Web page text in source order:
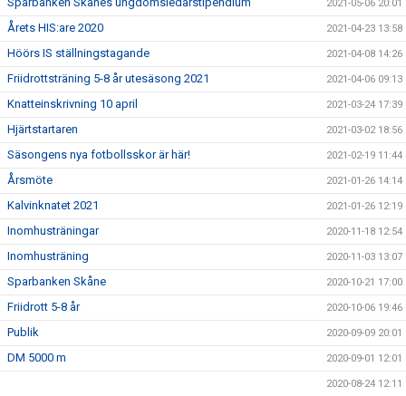
2021-05-06 20:01
Årets HIS:are 2020 2021-04-23 13:58
Höörs IS ställningstagande 2021-04-08 14:26
Friidrottsträning 5-8 år utesäsong 2021 2021-04-06 09:13
Knatteinskrivning 10 april 2021-03-24 17:39
Hjärtstartaren 2021-03-02 18:56
Säsongens nya fotbollsskor är här! 2021-02-19 11:44
Årsmöte 2021-01-26 14:14
Kalvinknatet 2021 2021-01-26 12:19
Inomhusträningar 2020-11-18 12:54
Inomhusträning 2020-11-03 13:07
Sparbanken Skåne 2020-10-21 17:00
Friidrott 5-8 år 2020-10-06 19:46
Publik 2020-09-09 20:01
DM 5000 m 2020-09-01 12:01
2020-08-24 12:11